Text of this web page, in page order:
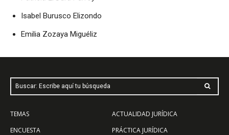
Isabel Burusco Elizondo
Emilia Zozaya Miguéliz
Buscar: Escribe aquí tu búsqueda
TEMAS
ENCUESTA
ACTUALIDAD JURÍDICA
PRÁCTICA JURÍDICA